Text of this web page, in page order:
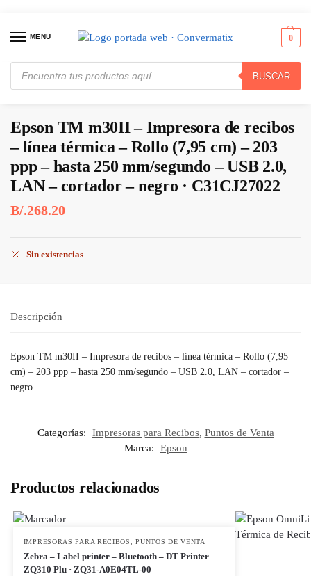
MENU
BUSCAR
0
Inicio / Puntos de Venta / Impresoras para Recibos Epson TM m30II – Impresora de recibos – línea térmica – Rollo (7,95 cm) – 203 ppp – hasta 250 mm/segundo – USB 2.0, LAN – cortador – negro · C31CJ27022
Epson TM m30II – Impresora de recibos
– línea térmica – Rollo (7,95 cm) – 203
ppp – hasta 250 mm/segundo – USB 2.0,
LAN – cortador – negro · C31CJ27022
B/.268.20
Sin existencias
Descripción
Epson TM m30II – Impresora de recibos – línea térmica – Rollo (7,95
cm) – 203 ppp – hasta 250 mm/segundo – USB 2.0, LAN – cortador –
negro
Categorías: Impresoras para Recibos, Puntos de Venta
Marca:
Epson
Productos relacionados
IMPRESORAS PARA RECIBOS ,PUNTOS DE VENTA
Zebra – Label printer – Bluetooth – DT Printer
ZQ310 Plu · ZQ31-A0E04TL-00